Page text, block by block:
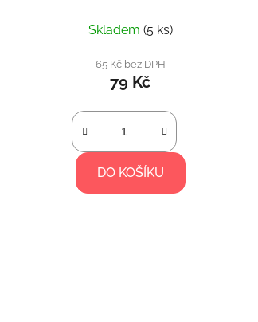
Skladem (5 ks)
65 Kč bez DPH
79 Kč
DO KOŠÍKU